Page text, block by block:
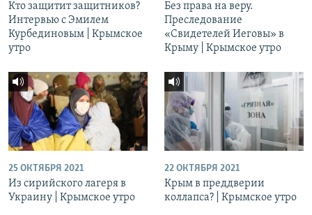
Кто защитит защитников?
Интервью с Эмилем
Курбединовым | Крымское
утро
Без права на веру.
Преследование
«Свидетелей Иеговы» в
Крыму | Крымское утро
25 ОКТЯБРЯ 2021
Из сирийского лагеря в
Украину | Крымское утро
22 ОКТЯБРЯ 2021
Крым в преддверии
коллапса? | Крымское утро